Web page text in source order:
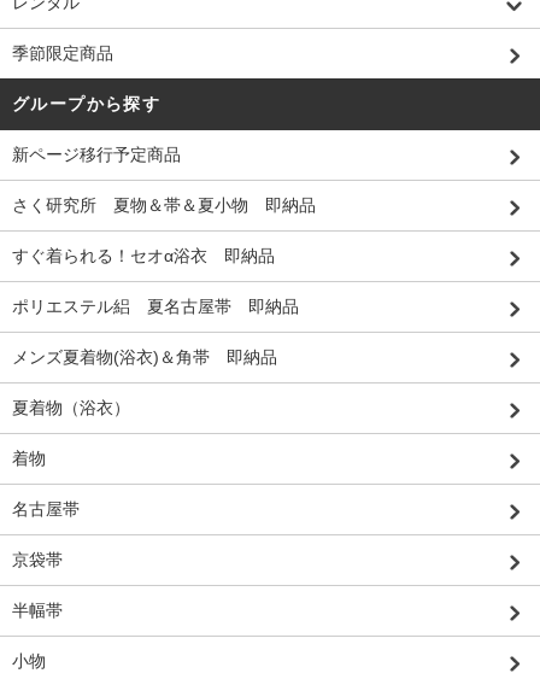
季節限定商品
グループから探す
新ページ移行予定商品
さく研究所 夏物＆帯＆夏小物 即納品
すぐ着られる！セオα浴衣 即納品
ポリエステル絽 夏名古屋帯 即納品
メンズ夏着物(浴衣)＆角帯 即納品
夏着物（浴衣）
着物
名古屋帯
京袋帯
半幅帯
小物